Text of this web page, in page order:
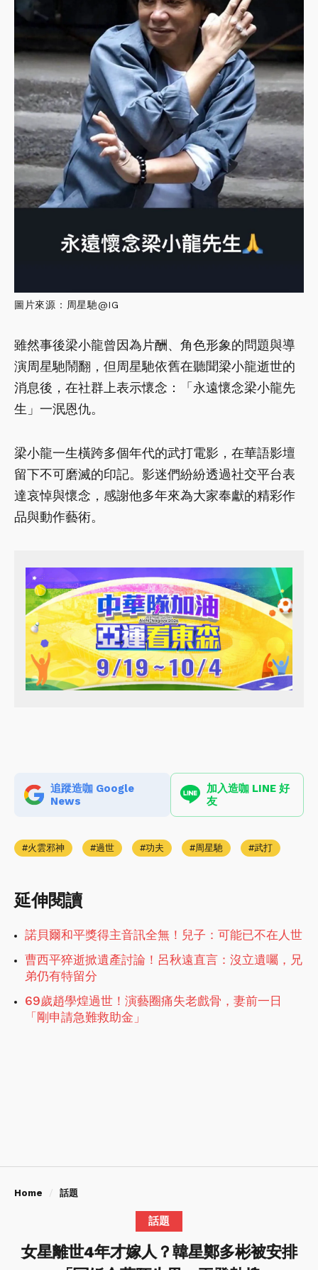
圖片來源：周星馳@IG
雖然事後梁小龍曾因為片酬、角色形象的問題與導
演周星馳鬧翻，但周星馳依舊在聽聞梁小龍逝世的
消息後，在社群上表示懷念：「永遠懷念梁小龍先
生」一泯恩仇。
梁小龍一生橫跨多個年代的武打電影，在華語影壇
留下不可磨滅的印記。影迷們紛紛透過社交平台表
達哀悼與懷念，感謝他多年來為大家奉獻的精彩作
品與動作藝術。
追蹤造咖 Google
News
加入造咖 LINE 好
友
火雲邪神 過世 功夫 周星馳 武打
延伸閱讀
諾貝爾和平獎得主音訊全無！兒子：可能已不在人世
曹西平猝逝掀遺產討論！呂秋遠直言：沒立遺囑，兄
弟仍有特留分
69歲趙學煌過世！演藝圈痛失老戲骨，妻前一日
「剛申請急難救助金」
Home 話題
話題
女星離世4年才嫁人？韓星鄭多彬被安排